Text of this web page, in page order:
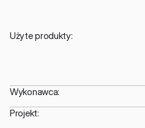
Użyte produkty:
Wykonawca:
Projekt: